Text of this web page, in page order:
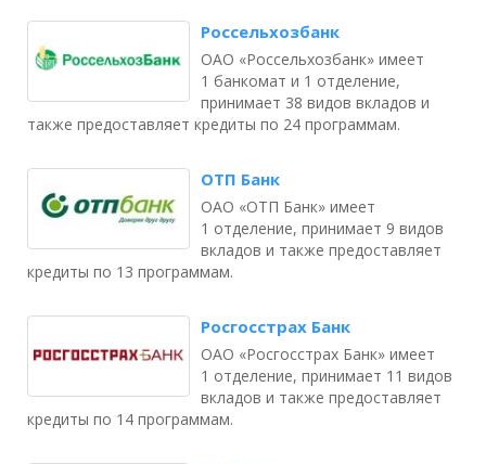
Россельхозбанк
ОАО «Россельхозбанк» имеет
1 банкомат и 1 отделение,
принимает 38 видов вкладов и
также предоставляет кредиты по 24 программам.
ОТП Банк
ОАО «ОТП Банк» имеет
1 отделение, принимает 9 видов
вкладов и также предоставляет
кредиты по 13 программам.
Росгосстрах Банк
ОАО «Росгосстрах Банк» имеет
1 отделение, принимает 11 видов
вкладов и также предоставляет
кредиты по 14 программам.